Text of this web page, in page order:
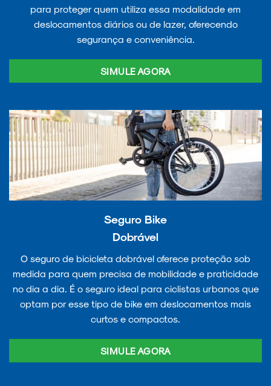
para proteger quem utiliza essa modalidade em
deslocamentos diários ou de lazer, oferecendo
segurança e conveniência.
SIMULE AGORA
Seguro Bike
Dobrável
O seguro de bicicleta dobrável oferece proteção sob
medida para quem precisa de mobilidade e praticidade
no dia a dia. É o seguro ideal para ciclistas urbanos que
optam por esse tipo de bike em deslocamentos mais
curtos e compactos.
SIMULE AGORA